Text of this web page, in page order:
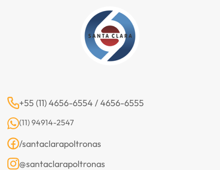
+55 (11) 4656-6554 / 4656-6555
(11) 94914-2547
/santaclarapoltronas
@santaclarapoltronas